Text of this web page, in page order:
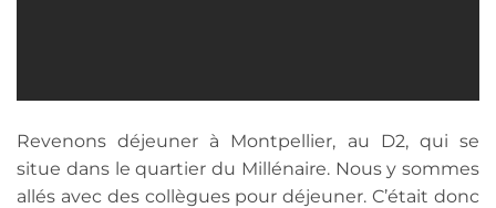
Revenons déjeuner à Montpellier, au D2, qui se
situe dans le quartier du Millénaire. Nous y sommes
allés avec des collègues pour déjeuner. C’était donc